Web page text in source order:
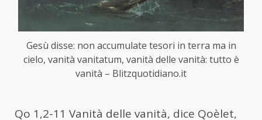
Gesù disse: non accumulate tesori in terra ma in
cielo, vanità vanitatum, vanità delle vanità: tutto è
vanità – Blitzquotidiano.it
Qo 1,2-11 Vanità delle vanità, dice Qoèlet,